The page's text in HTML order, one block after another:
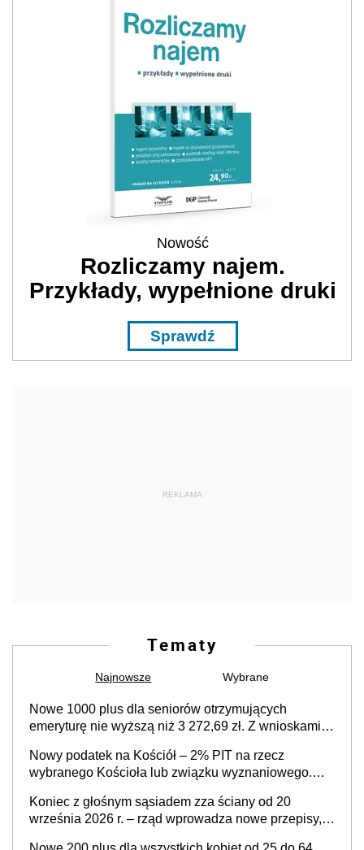
Nowość
Rozliczamy najem.
Przykłady, wypełnione druki
Sprawdź
REKLAMA
Tematy
Najnowsze Wybrane
Nowe 1000 plus dla seniorów otrzymujących
emeryturę nie wyższą niż 3 272,69 zł. Z wnioskami
nie otrzymają
Nowy podatek na Kościół – 2% PIT na rzecz
wybranego Kościoła lub związku wyznaniowego.
finansowania
Koniec z głośnym sąsiadem zza ściany od 20
września 2026 r. – rząd wprowadza nowe przepisy,